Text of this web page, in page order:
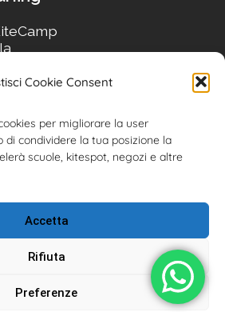
Cookie Consent
per migliorare la user
di condividere la tua posizione la
scuole, kitespot, negozi e altre
Accetta
Rifiuta
Preferenze